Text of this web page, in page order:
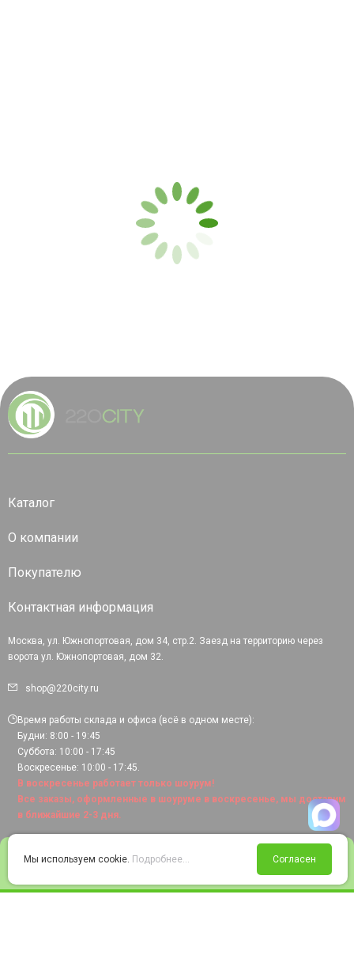
Войти Избранное Корзина
Каталог
О компании
Покупателю
Контактная информация
Москва, ул. Южнопортовая, дом 34, стр.2. Заезд на территорию через
ворота ул. Южнопортовая, дом 32.
shop@220city.ru
Время работы склада и офиса (всё в одном месте):
Будни: 8:00 - 19:45
Суббота: 10:00 - 17:45
Воскресенье: 10:00 - 17:45.
В воскресенье работает только шоурум!
Все заказы, оформленные в шоуруме в воскресенье, мы доставим
в ближайшие 2-3 дня.
Мы используем cookie. Подробнее... Согласен